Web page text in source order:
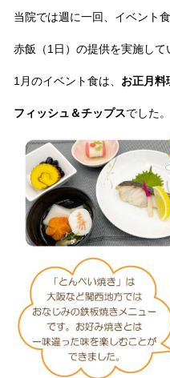
当院では週に一回、イベント
赤飯（1日）の提供を実施して
1月のイベント食は、 お正月料
フィッシュ＆チップスでした。